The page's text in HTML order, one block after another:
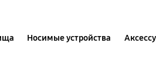
Носимые устройства